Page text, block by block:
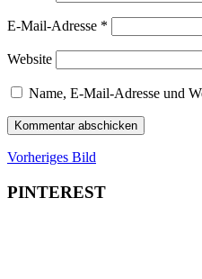
E-Mail-Adresse *
Website
Name, E-Mail-Adresse und
Vorheriges Bild
PINTEREST